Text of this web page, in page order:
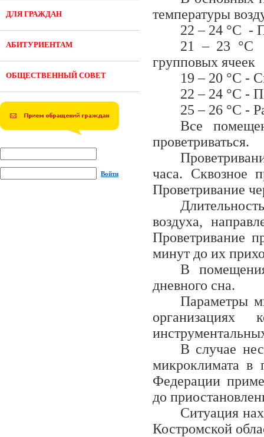
ДЛЯ ГРАЖДАН
АБИТУРИЕНТАМ
ОБЩЕСТВЕННЫЙ СОВЕТ
Войти
температуры
22 – 24 °C -
21 – 23 °C
групповых ячеек
19 – 20 °C -
22 – 24 °C -
25 – 26 °C -
Все
проветриваться.
часа. Сквозное
Проветривание
воздуха,
Проветривание
минут до их
В
дневного сна.
Параметры
организациях
В случае
микроклимата в
Федерации
до
Ситуация
Костромской